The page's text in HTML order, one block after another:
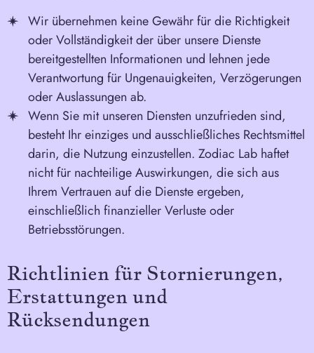
Wir übernehmen keine Gewähr für die Richtigkeit
oder Vollständigkeit der über unsere Dienste
bereitgestellten Informationen und lehnen jede
Verantwortung für Ungenauigkeiten, Verzögerungen
oder Auslassungen ab.
Wenn Sie mit unseren Diensten unzufrieden sind,
besteht Ihr einziges und ausschließliches Rechtsmittel
darin, die Nutzung einzustellen. Zodiac Lab haftet
nicht für nachteilige Auswirkungen, die sich aus
Ihrem Vertrauen auf die Dienste ergeben,
einschließlich finanzieller Verluste oder
Betriebsstörungen.
Richtlinien für Stornierungen,
Erstattungen und
Rücksendungen